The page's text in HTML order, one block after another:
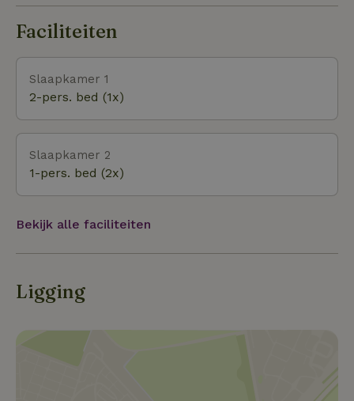
Faciliteiten
Slaapkamer 1
2-pers. bed (1x)
Slaapkamer 2
1-pers. bed (2x)
Bekijk alle faciliteiten
Ligging